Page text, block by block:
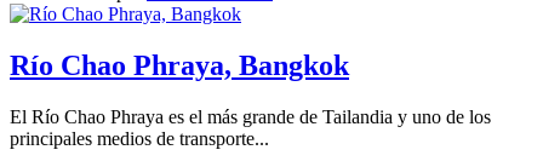
Río Chao Phraya, Bangkok
El Río Chao Phraya es el más grande de Tailandia y uno de los
principales medios de transporte...